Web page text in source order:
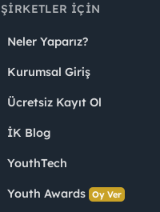
ŞIRKETLER İÇIN
Neler Yaparız?
Kurumsal Giriş
Ücretsiz Kayıt Ol
İK Blog
YouthTech
Youth Awards Oy Ver